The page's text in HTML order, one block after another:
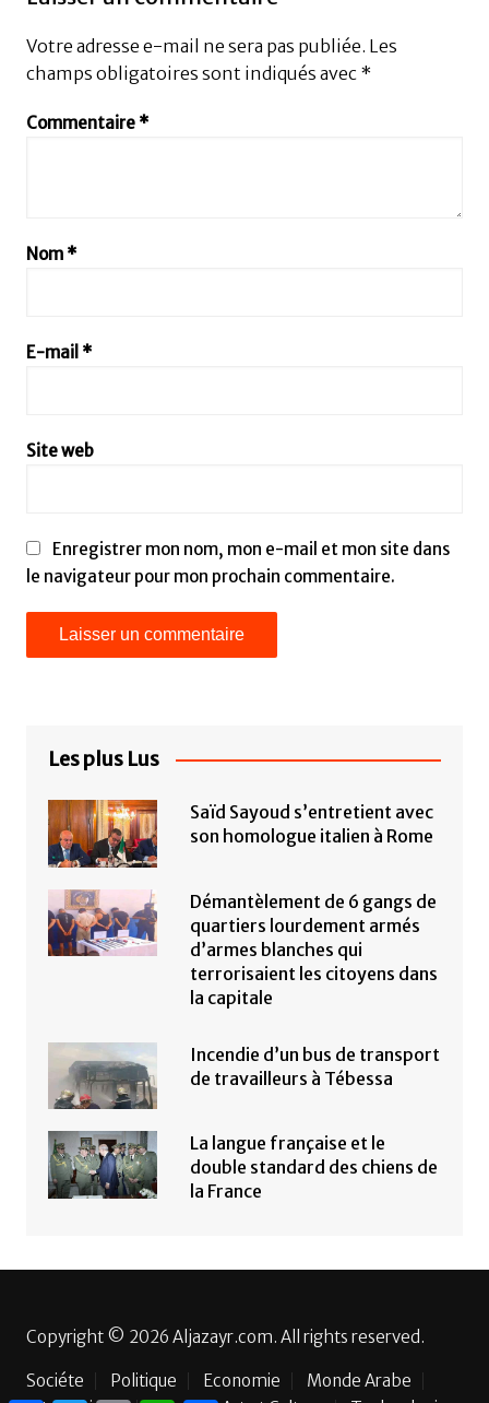
Votre adresse e-mail ne sera pas publiée. Les
champs obligatoires sont indiqués avec *
Commentaire *
Nom *
E-mail *
Site web
Enregistrer mon nom, mon e-mail et mon site dans
le navigateur pour mon prochain commentaire.
Les plus Lus
Saïd Sayoud s’entretient avec
son homologue italien à Rome
Démantèlement de 6 gangs de
quartiers lourdement armés
d’armes blanches qui
terrorisaient les citoyens dans
la capitale
Incendie d’un bus de transport
de travailleurs à Tébessa
La langue française et le
double standard des chiens de
la France
Copyright © 2026 Aljazayr.com. All rights reserved.
Sociéte Politique Economie
Monde Arabe